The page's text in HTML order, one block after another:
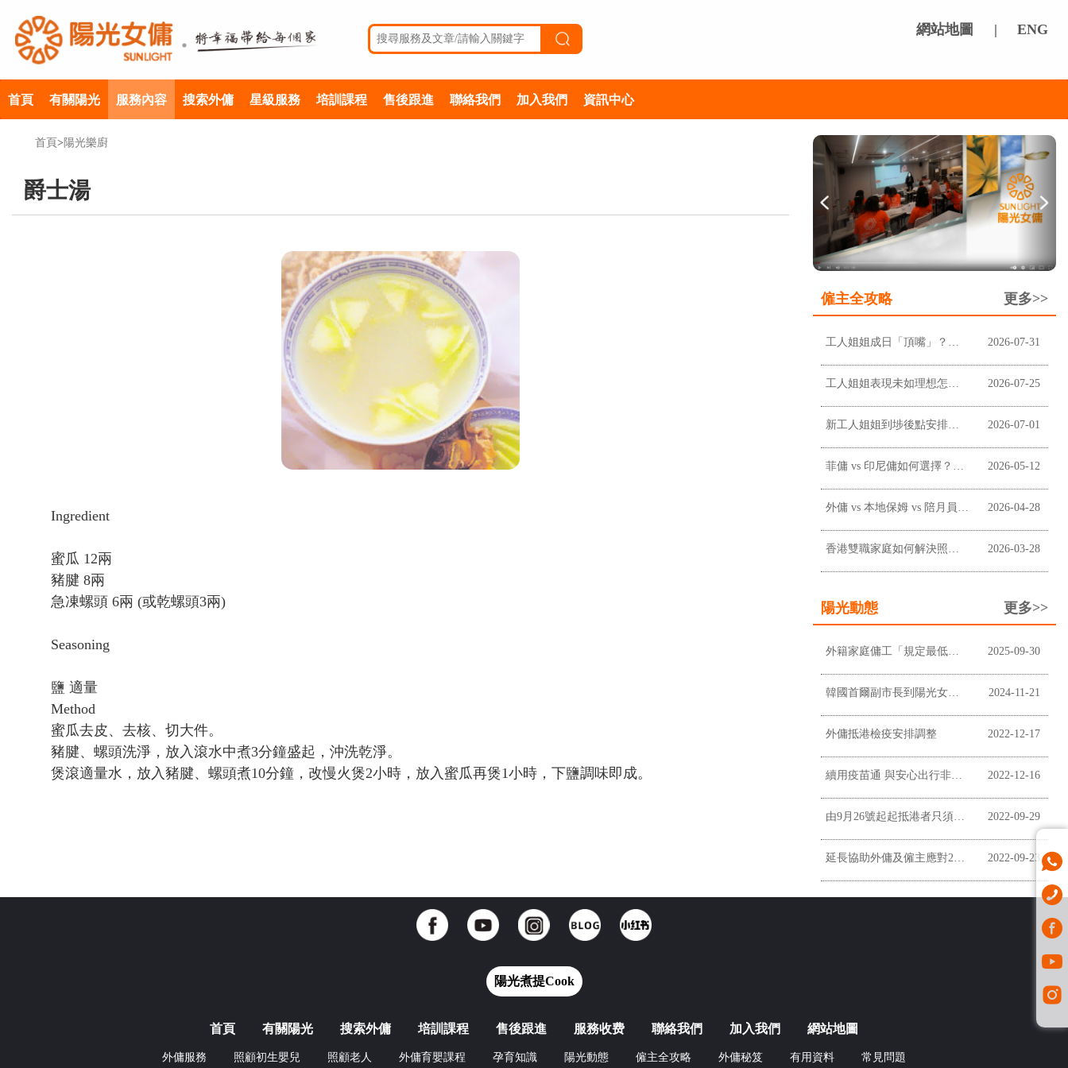
網站地圖 | ENG
首頁 有關陽光 服務內容 搜索外傭 星級服務 培訓課程 售後跟進 聯絡我們 加入我們 資訊中心
首頁> 陽光樂廚
爵士湯
Ingredient
蜜瓜 12兩
豬腱 8兩
急凍螺頭 6兩 (或乾螺頭3兩)
Seasoning
鹽 適量
Method
蜜瓜去皮、去核、切大件。
豬腱、螺頭洗淨，放入滾水中煮3分鐘盛起，沖洗乾淨。
煲滾適量水，放入豬腱、螺頭煮10分鐘，改慢火煲2小時，放入蜜瓜再煲1小時，下鹽調味即成。
僱主全攻略 更多>>
工人姐姐成日「頂嘴」？先分清楚聽唔明，定係挑戰家規 2026-07-31
工人姐姐表現未如理想怎麼辦？僱主溝通、改善及終止合約前懶人包 2026-07-25
新工人姐姐到埗後點安排？新手僱主工作分配懶人包 2026-07-01
菲傭 vs 印尼傭如何選擇？香港僱主常見考慮因素 2026-05-12
外傭 vs 本地保姆 vs 陪月員：香港家庭應如何選擇？ 2026-04-28
香港雙職家庭如何解決照顧問題？請外傭是否最適合？ 2026-03-28
陽光動態 更多>>
外籍家庭傭工「規定最低工資」上調至$5,100及膳食津貼維持不變 2025-09-30
韓國首爾副市長到陽光女傭中心進行企業拜訪 2024-11-21
外傭抵港檢疫安排調整 2022-12-17
續用疫苗通 與安心出行非掛鉤 2022-12-16
由9月26號起起抵港者只須居家監察三日 2022-09-29
延長協助外傭及僱主應對2019冠狀病毒病疫情 2022-09-23
陽光煮提Cook
首頁 有關陽光 搜索外傭 培訓課程 售後跟進 服務收费 聯絡我們 加入我們 網站地圖
外傭服務 照顧初生嬰兒 照顧老人 外傭育嬰課程 孕育知識 陽光動態 僱主全攻略 外傭秘笈 有用資料 常見問題